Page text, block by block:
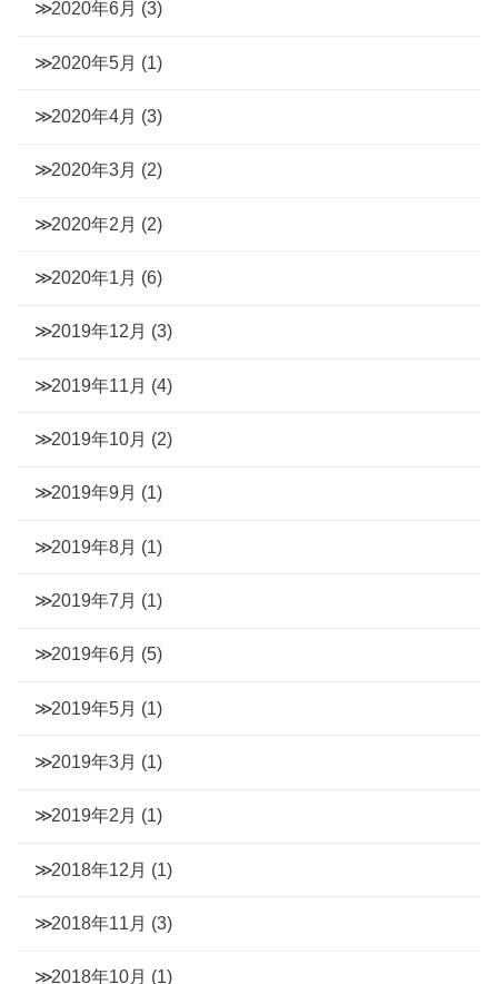
2020年6月 (3)
2020年5月 (1)
2020年4月 (3)
2020年3月 (2)
2020年2月 (2)
2020年1月 (6)
2019年12月 (3)
2019年11月 (4)
2019年10月 (2)
2019年9月 (1)
2019年8月 (1)
2019年7月 (1)
2019年6月 (5)
2019年5月 (1)
2019年3月 (1)
2019年2月 (1)
2018年12月 (1)
2018年11月 (3)
2018年10月 (1)